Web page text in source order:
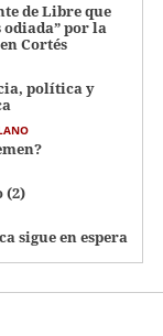
de Libre que
odiada” por la
Cortés
política y
(2)
sigue en espera